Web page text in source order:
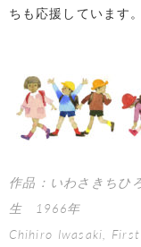
ちも応援しています。
作品：いわさきち
生 1966年
Chihiro Iwasaki,